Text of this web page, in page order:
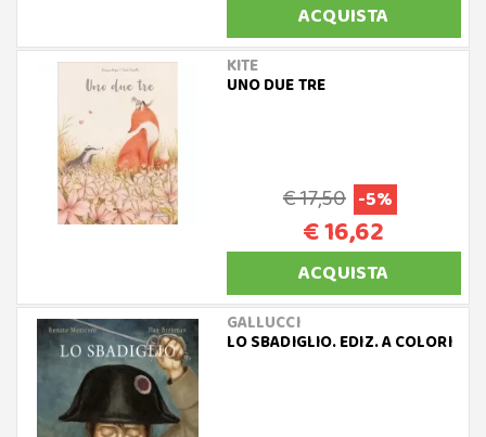
ACQUISTA
KITE
UNO DUE TRE
€ 17,50 -5%
€ 16,62
ACQUISTA
GALLUCCI
LO SBADIGLIO. EDIZ. A COLORI